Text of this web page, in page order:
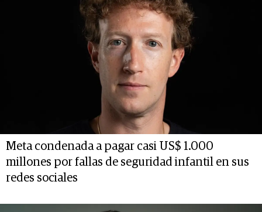
Meta condenada a pagar casi US$ 1.000
millones por fallas de seguridad infantil en sus
redes sociales